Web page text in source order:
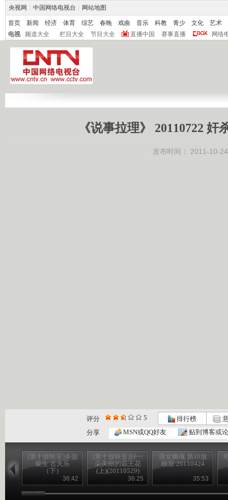
央视网 中国网络电视台 网站地图
首页 新闻 经济 体育 综艺 春晚 戏曲 音乐 科教 青少 文化
艺术
电视
频道大全 栏目大全 节目大全 直播中国 赛事直播 网络
《说事拉理》 20110722
发布时间： 2011-10-
评分 5 排行榜
分享
MSN或QQ好友 贴到博客或
[第十放映室]多面
俊生 古天乐
（下）
(20110522)36:42
[第十放映室]好一
朵美丽的霸王花
(上)(20110529)
36:25
倩女幽魂 第10放
映室 20110424
35:53